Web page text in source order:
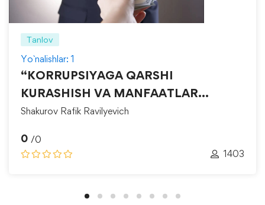
Tanlov
Yo`nalishlar: 1
“KORRUPSIYAGA QARSHI
KURASHISH VA MANFAATLAR
TO‘QNASHUVINI BOSHQARISH”
Shakurov Rafik Ravilyevich
0 /0
1403